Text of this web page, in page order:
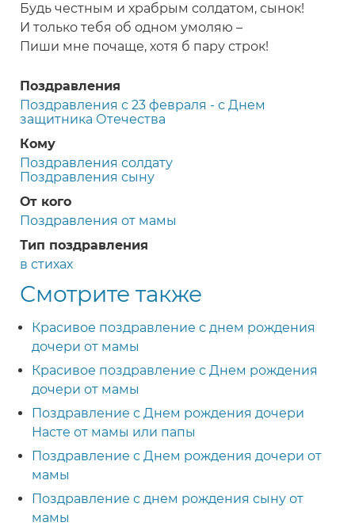
Будь честным и храбрым солдатом, сынок!
И только тебя об одном умоляю –
Пиши мне почаще, хотя б пару строк!
Поздравления
Поздравления с 23 февраля - с Днем
защитника Отечества
Кому
Поздравления солдату
Поздравления сыну
От кого
Поздравления от мамы
Тип поздравления
в стихах
Смотрите также
Красивое поздравление с днем рождения
дочери от мамы
Красивое поздравление с Днем рождения
дочери от мамы
Поздравление с Днем рождения дочери
Насте от мамы или папы
Поздравление с Днем рождения дочери от
мамы
Поздравление с днем рождения сыну от
мамы